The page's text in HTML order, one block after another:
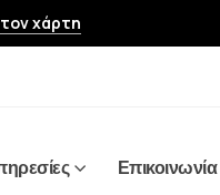
χάρτη
Επικοινωνία